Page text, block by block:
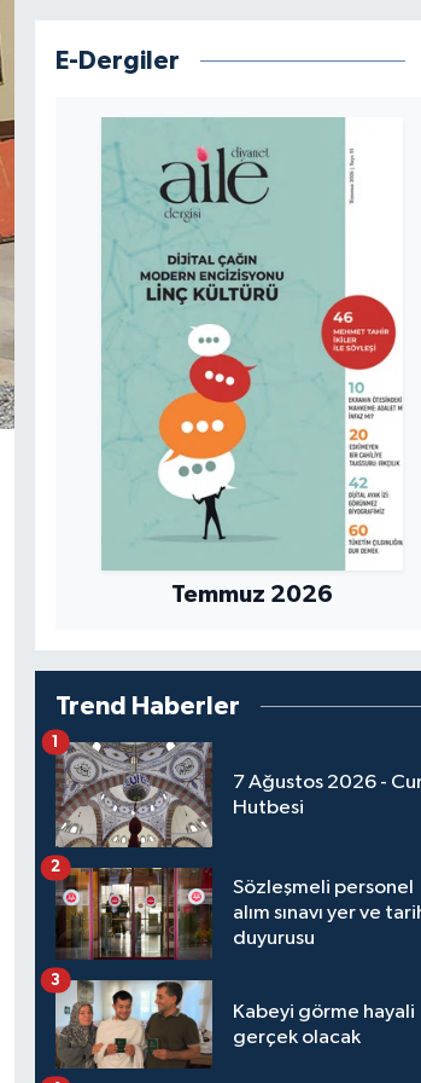
E-Dergiler
Temmuz 2026
Trend Haberler
7 Ağustos 2026 -
Hutbesi
1
Sözleşmeli personel
alım sınavı yer ve
duyurusu
2
Kabeyi görme hayali
gerçek olacak
3